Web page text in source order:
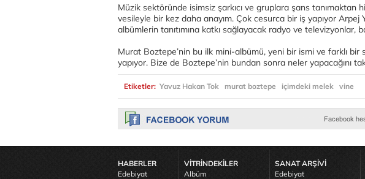
Müzik sektöründe isimsiz şarkıcı ve gruplara şans tanımaktan
vesileyle bir kez daha anayım. Çok cesurca bir iş yapıyor Arpej
albümlerin tanıtımına katkı sağlayacak radyo ve televizyonlar,
Murat Boztepe’nin bu ilk mini-albümü, yeni bir ismi ve farklı bir
yapıyor. Bize de Boztepe’nin bundan sonra neler yapacağını
Etiketler: Yavuz Hakan Tok murat boztepe içimdeki melek vine
HABERLER
Edebiyat
VİTRİNDEKİLER
Albüm
SANAT ARŞİVİ
Edebiyat